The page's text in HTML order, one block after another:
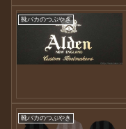
靴バカのつぶやき
靴バカのつぶやき